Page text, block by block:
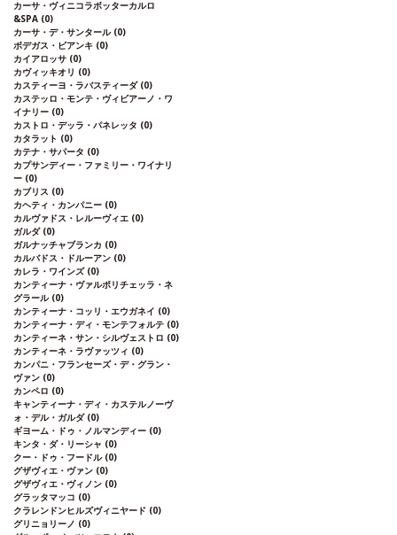
カーサ・ヴィニコラボッターカルロ
&SPA (0)
カーサ・デ・サンタール (0)
ボデガス・ビアンキ (0)
カイアロッサ (0)
カヴィッキオリ (0)
カスティーヨ・ラバスティーダ (0)
カステッロ・モンテ・ヴィビアーノ・ワ
イナリー (0)
カストロ・デッラ・パネレッタ (0)
カタラット (0)
カテナ・サパータ (0)
カプサンディー・ファミリー・ワイナリ
ー (0)
カブリス (0)
カヘティ・カンパニー (0)
カルヴァドス・レルーヴィエ (0)
ガルダ (0)
ガルナッチャブランカ (0)
カルバドス・ドルーアン (0)
カレラ・ワインズ (0)
カンティーナ・ヴァルポリチェッラ・ネ
グラール (0)
カンティーナ・コッリ・エウガネイ (0)
カンティーナ・ディ・モンテフォルテ (0)
カンティーネ・サン・シルヴェストロ (0)
カンティーネ・ラヴァッツィ (0)
カンパニ・フランセーズ・デ・グラン・
ヴァン (0)
カンペロ (0)
キャンティーナ・ディ・カステルノーヴ
ォ・デル・ガルダ (0)
ギヨーム・ドゥ・ノルマンディー (0)
キンタ・ダ・リーシャ (0)
クー・ドゥ・フードル (0)
グザヴィエ・ヴァン (0)
グザヴィエ・ヴィノン (0)
グラッタマッコ (0)
クラレンドンヒルズヴィニヤード (0)
グリニョリーノ (0)